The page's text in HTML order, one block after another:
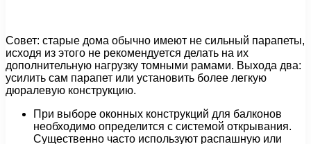
Совет: старые дома обычно имеют не сильный парапеты,
исходя из этого не рекомендуется делать на их
дополнительную нагрузку томными рамами. Выхода два:
усилить сам парапет или установить более легкую
дюралевую конструкцию.
При выборе оконных конструкций для балконов
необходимо определится с системой открывания.
Существенно часто используют распашную или